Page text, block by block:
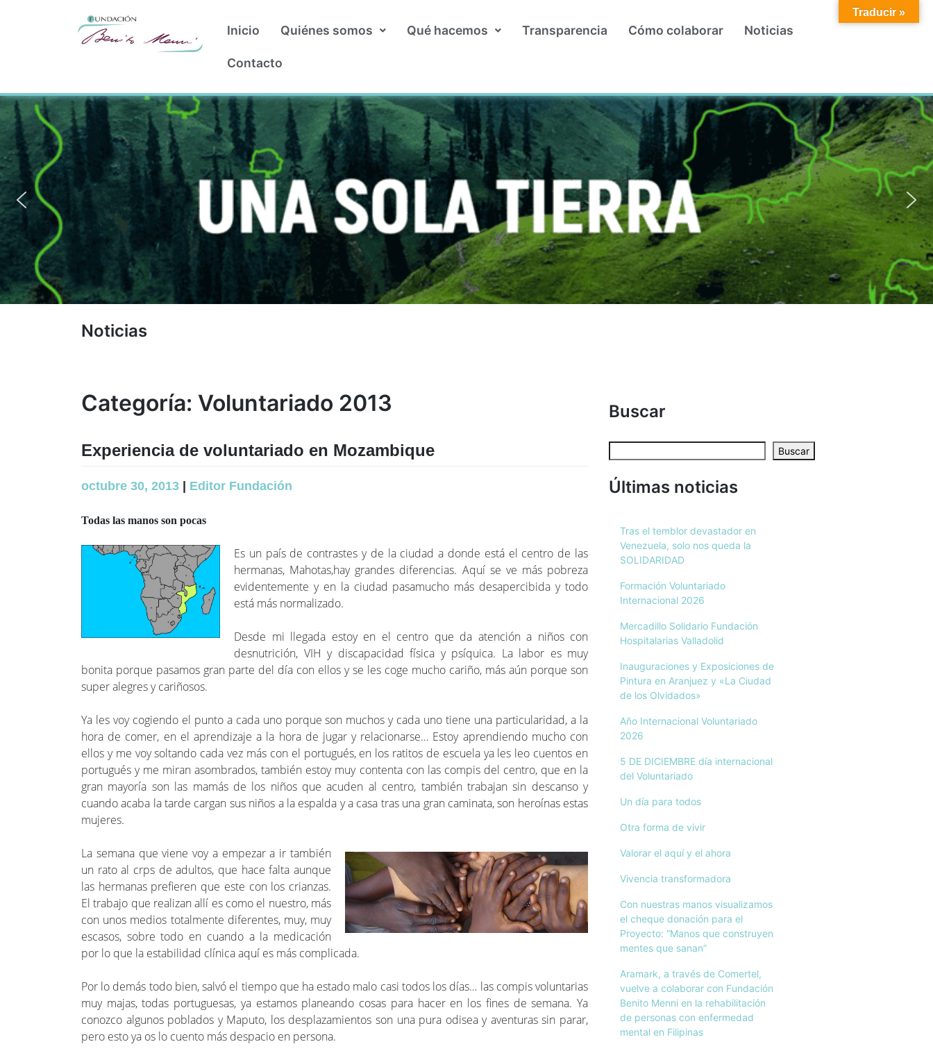
Inicio Quiénes somos Qué hacemos Transparencia Cómo colaborar Noticias
Contacto
Noticias
Categoría: Voluntariado 2013
Experiencia de voluntariado en Mozambique
octubre 30, 2013 Editor Fundación
Todas las manos son pocas
Es un país de contrastes y de la ciudad a donde está el centro de las
hermanas, Mahotas,hay grandes diferencias. Aquí se ve más pobreza
evidentemente y en la ciudad pasamucho más desapercibida y todo
está más normalizado.
Desde mi llegada estoy en el centro que da atención a niños con
desnutrición, VIH y discapacidad física y psíquica. La labor es muy
bonita porque pasamos gran parte del día con ellos y se les coge mucho cariño, más aún porque son
super alegres y cariñosos.
Ya les voy cogiendo el punto a cada uno porque son muchos y cada uno tiene una particularidad, a la
hora de comer, en el aprendizaje a la hora de jugar y relacionarse… Estoy aprendiendo mucho con
ellos y me voy soltando cada vez más con el portugués, en los ratitos de escuela ya les leo cuentos en
portugués y me miran asombrados, también estoy muy contenta con las compis del centro, que en la
gran mayoría son las mamás de los niños que acuden al centro, también trabajan sin descanso y
cuando acaba la tarde cargan sus niños a la espalda y a casa tras una gran caminata, son heroínas estas
mujeres.
La semana que viene voy a empezar a ir también
un rato al crps de adultos, que hace falta aunque
las hermanas prefieren que este con los crianzas.
El trabajo que realizan allí es como el nuestro, más
con unos medios totalmente diferentes, muy, muy
escasos, sobre todo en cuando a la medicación
por lo que la estabilidad clínica aquí es más complicada.
Por lo demás todo bien, salvó el tiempo que ha estado malo casi todos los días… las compis voluntarias
muy majas, todas portuguesas, ya estamos planeando cosas para hacer en los fines de semana. Ya
conozco algunos poblados y Maputo, los desplazamientos son una pura odisea y aventuras sin parar,
pero esto ya os lo cuento más despacio en persona.
Buscar
Buscar
Últimas noticias
Tras el temblor devastador en
Venezuela, solo nos queda la
SOLIDARIDAD
Formación Voluntariado
Internacional 2026
Mercadillo Solidario Fundación
Hospitalarias Valladolid
Inauguraciones y Exposiciones de
Pintura en Aranjuez y «La Ciudad
de los Olvidados»
Año Internacional Voluntariado
2026
5 DE DICIEMBRE día internacional
del Voluntariado
Un día para todos
Otra forma de vivir
Valorar el aquí y el ahora
Vivencia transformadora
Con nuestras manos visualizamos
el cheque donación para el
Proyecto: “Manos que construyen
mentes que sanan”
Aramark, a través de Comertel,
vuelve a colaborar con Fundación
Benito Menni en la rehabilitación
de personas con enfermedad
mental en Filipinas
Traducir »